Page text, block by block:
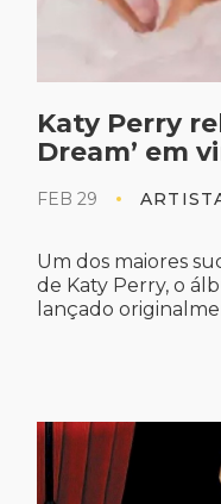
Katy Perry
Dream’ em
FEB 29
Um dos maiores
de Katy Perry, o
lançado